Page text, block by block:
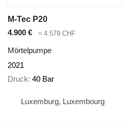
M-Tec P20
4.900 €
≈ 4.579 CHF
Mörtelpumpe
2021
Druck 40 Bar
Luxemburg, Luxembourg